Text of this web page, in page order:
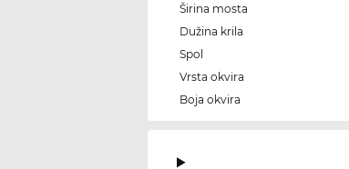
Širina mosta
Dužina krila
Spol
Vrsta okvira
Boja okvira